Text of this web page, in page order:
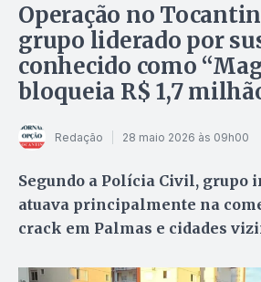
Operação no
grupo liderado por
conhecido como
bloqueia R$ 1,7
Redação 28 maio 2026 às 09h00
Segundo a Polícia Civil, grupo
atuava principalmente na
crack em Palmas e cidades